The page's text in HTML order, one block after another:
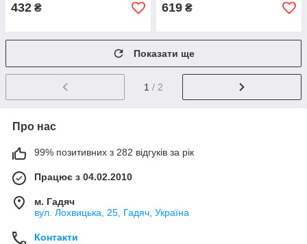
432 ₴ 619 ₴
Показати ще
1 / 2
Про нас
99% позитивних з 282 відгуків за рік
Працює з 04.02.2010
м. Гадяч
вул. Лохвицька, 25, Гадяч, Україна
Контакти